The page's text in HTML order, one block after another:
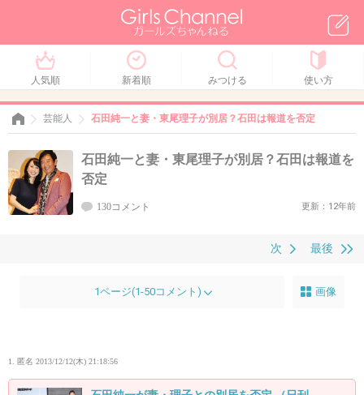
人気順 新着順 みつける 使い方
芸能人 石田純一と妻・東尾理子が別居？石田は報道を否定
石田純一と妻・東尾理子が別居？石田は報道を
否定
130コメント 更新：12年前
最後
次
1ページ(1-50コメント) 画像
1. 匿名 2013/12/12(木) 21:18:56